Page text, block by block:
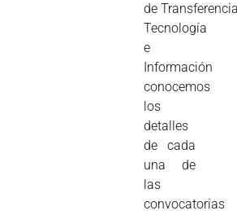
de
Tecnología
e
Información
conocemos
los
detalles
de cada
una de
las
convocatorias